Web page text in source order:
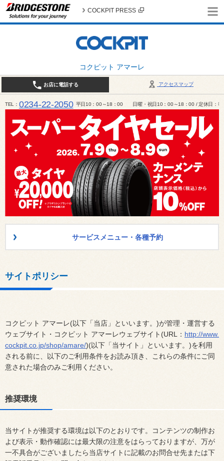
コクピット アマーレ
COCKPIT PRESS
アクセスマップ
お店に電話する
TEL 0234-22-2050 平日10：00～18：00 日曜・祝日10：00～18：00 / 定休日：毎
サービスメニュー・各種予約
サイトポリシー
コクピット アマーレ(以下「当店」といいます。)が管理・運営する
ウェブサイト・コクピット アマーレウェブサイト(URL： http://www.
cockpit.co.jp/shop/amare/)(以下「当サイト」といいます。)を利用
される前に、以下のご利用条件をお読み頂き、これらの条件にご同
意された場合のみご利用ください。
推奨環境
当サイトが推奨する環境は以下のとおりです。コンテンツの制作お
よび表示・動作確認には最大限の注意をはらっておりますが、万が
一不具合がございましたら当店サイトに記載のお問合せ先または下